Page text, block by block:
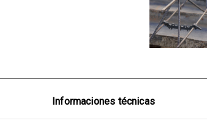
Informaciones técnicas